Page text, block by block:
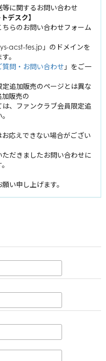
中山優馬
風間俊介
屋良朝幸
岡本圭人
ふぉ～ゆ～
福田悠太
林翔太
室龍太
寺西拓人
に関するお問い合わせ
デスク】
らのお問い合わせフォーム
acst-fes.jp」のドメインを
。
質問・お問い合わせ 」をご一
追加販売のページとは異な
加販売の
、ファンクラブ会員限定追
応えできない場合がござい
だきましたお問い合わせに
い申し上げます。